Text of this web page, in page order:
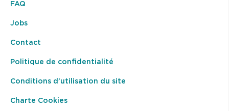
FAQ
Jobs
Contact
Politique de confidentialité
Conditions d’utilisation du site
Charte Cookies